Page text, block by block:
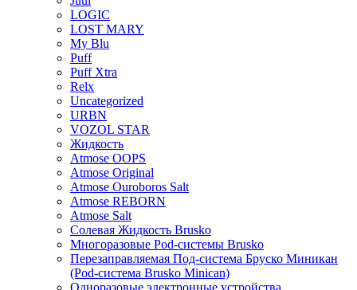
LOGIC
LOST MARY
My Blu
Puff
Puff Xtra
Relx
Uncategorized
URBN
VOZOL STAR
Жидкость
Atmose OOPS
Atmose Original
Atmose Ouroboros Salt
Atmose REBORN
Atmose Salt
Солевая Жидкость Brusko
Многоразовые Pod-системы Brusko
Перезаправляемая Под-система Бруско Миникан
(Pod-система Brusko Minican)
Одноразовые электронные устройства